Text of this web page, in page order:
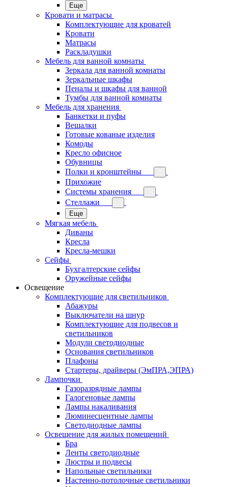
Еще
Кровати и матрасы
Комплектующие для кроватей
Кровати
Матрасы
Раскладушки
Мебель для ванной комнаты
Зеркала для ванной комнаты
Зеркальные шкафы
Пеналы и шкафы для ванной
Тумбы для ванной комнаты
Мебель для хранения
Банкетки и пуфы
Вешалки
Готовые кованые изделия
Комоды
Кресло офисное
Обувницы
Полки и кронштейны
Прихожие
Системы хранения
Стеллажи
Еще
Мягкая мебель
Диваны
Кресла
Кресла-мешки
Сейфы
Бухгалтерские сейфы
Оружейные сейфы
Освещение
Комплектующие для светильников
Абажуры
Выключатели на шнур
Комплектующие для подвесов и
светильников
Модули светодиодные
Основания светильников
Плафоны
Стартеры, драйверы (ЭмПРА,ЭПРА)
Лампочки
Газоразрядные лампы
Галогеновые лампы
Лампы накаливания
Люминесцентные лампы
Светодиодные лампы
Освещение для жилых помещений
Бра
Ленты светодиодные
Люстры и подвесы
Напольные светильники
Настенно-потолочные светильники